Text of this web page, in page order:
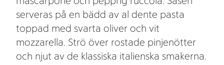
serveras på en bädd av al dente pasta
toppad med svarta oliver och vit
mozzarella. Strö över rostade pinjenötter
och njut av de klassiska italienska smakerna.